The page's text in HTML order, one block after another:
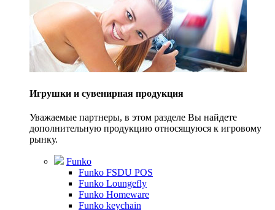
Игрушки и сувенирная продукция
Уважаемые партнеры, в этом разделе Вы найдете
дополнительную продукцию относящуюся к игровому
рынку.
Funko
Funko FSDU POS
Funko Loungefly
Funko Homeware
Funko keychain